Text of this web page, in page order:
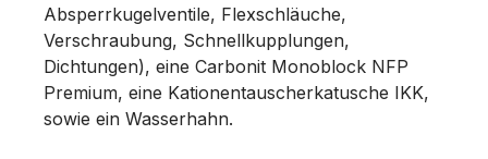
Absperrkugelventile, Flexschläuche,
Verschraubung, Schnellkupplungen,
Dichtungen), eine Carbonit Monoblock NFP
Premium, eine Kationentauscherkatusche IKK,
sowie ein Wasserhahn.